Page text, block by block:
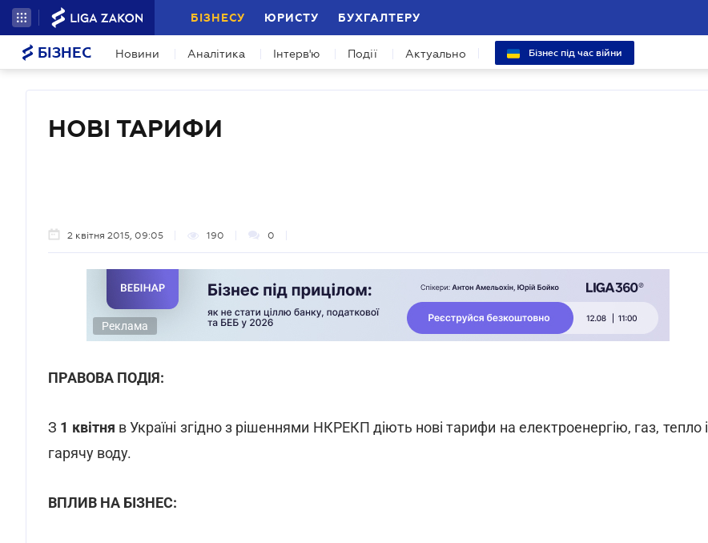
БІЗНЕСУ ЮРИСТУ БУХГАЛТЕРУ
БІЗНЕС Новини Аналітика Інтерв'ю Події Актуально Бізнес під час війни
НОВІ ТАРИФИ
2 квітня 2015, 09:05 190 0
Реклама
ПРАВОВА ПОДІЯ:
З 1 квітня в Україні згідно з рішеннями НКРЕКП діють нові тарифи на електроенергію, газ, тепло і
гарячу воду.
ВПЛИВ НА БІЗНЕС: